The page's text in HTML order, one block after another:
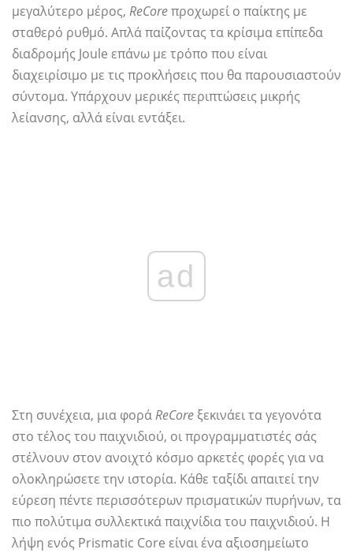
μεγαλύτερο μέρος, ReCoreπροχωρεί ο παίκτης με
σταθερό ρυθμό. Απλά παίζοντας τα κρίσιμα επίπεδα
διαδρομής Joule επάνω με τρόπο που είναι
διαχειρίσιμο με τις προκλήσεις που θα παρουσιαστούν
σύντομα. Υπάρχουν μερικές περιπτώσεις μικρής
λείανσης, αλλά είναι εντάξει.
ad
Στη συνέχεια, μια φοράReCore ξεκινάει τα γεγονότα
στο τέλος του παιχνιδιού, οι προγραμματιστές σάς
στέλνουν στον ανοιχτό κόσμο αρκετές φορές για να
ολοκληρώσετε την ιστορία. Κάθε ταξίδι απαιτεί την
εύρεση πέντε περισσότερων πρισματικών πυρήνων, τα
πιο πολύτιμα συλλεκτικά παιχνίδια του παιχνιδιού. Η
λήψη ενός Prismatic Core είναι ένα αξιοσημείωτο